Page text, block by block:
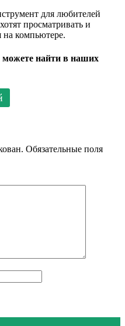
для любителей
просматривать и
на компьютере.
найти в наших
Обязательные поля